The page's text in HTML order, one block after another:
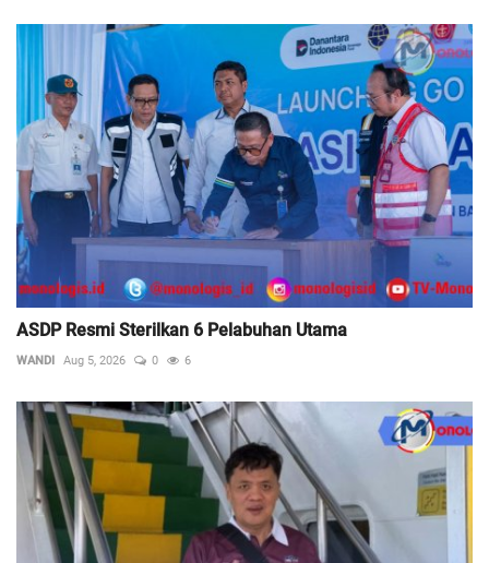
ASDP Resmi Sterilkan 6 Pelabuhan Utama
WANDI Aug 5, 2026 0 6